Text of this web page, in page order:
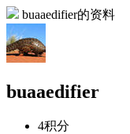
buaaedifier的资料
buaaedifier
4积分